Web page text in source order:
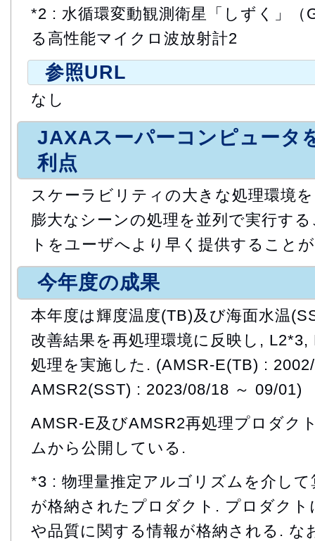
*2 : 水循環変動観測衛星「しずく」（
る高性能マイクロ波放射計2
参照URL
なし
JAXAスーパーコンピュータ
利点
スケーラビリティの大きな処理環境
膨大なシーンの処理を並列で実行す
トをユーザへより早く提供すること
今年度の成果
本年度は輝度温度(TB)及び海面水温
改善結果を再処理環境に反映し,
処理を実施した. (AMSR-E(TB) :
AMSR2(SST) : 2023/08/18 ～ 09/01)
AMSR-E及びAMSR2再処理プロダク
ムから公開している.
*3 : 物理量推定アルゴリズムを介し
が格納されたプロダクト. プロダクト
や品質に関する情報が格納される. な